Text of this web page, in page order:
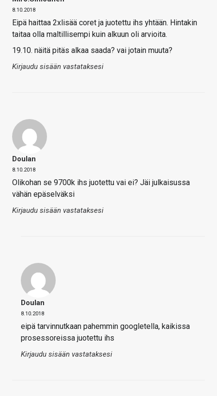
8.10.2018
Eipä haittaa 2xlisää coret ja juotettu ihs yhtään. Hintakin
taitaa olla maltillisempi kuin alkuun oli arvioita.
19.10. näitä pitäs alkaa saada? vai jotain muuta?
Kirjaudu sisään vastataksesi
Doulan
8.10.2018
Olikohan se 9700k ihs juotettu vai ei? Jäi julkaisussa
vähän epäselväksi
Kirjaudu sisään vastataksesi
Doulan
8.10.2018
eipä tarvinnutkaan pahemmin googletella, kaikissa
prosessoreissa juotettu ihs
Kirjaudu sisään vastataksesi